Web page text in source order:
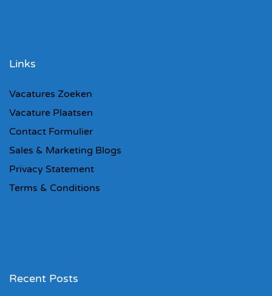
Links
Vacatures Zoeken
Vacature Plaatsen
Contact Formulier
Sales & Marketing Blogs
Privacy Statement
Terms & Conditions
Recent Posts